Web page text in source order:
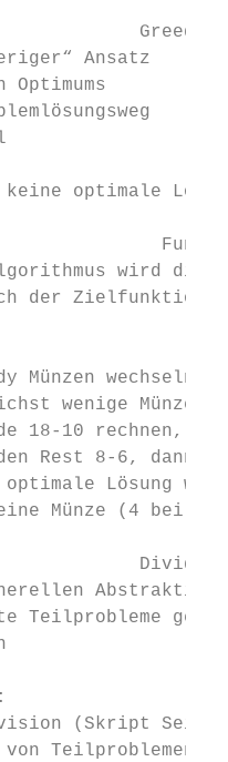
Greedy
Ansatz
Optimums
optimale
wird die
der
Münzen
wenige
18-10 rechnen,
Rest 8-6, dann
Lösung
Münze (4 bei
Divide
Teilprobleme
(Skript
Teilproblemen